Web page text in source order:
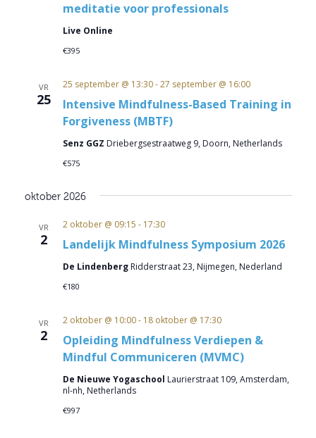
meditatie voor professionals
Live Online
€395
VR
25
Intensive Mindfulness-Based Training in
Forgiveness (MBTF)
25 september @ 13:30-27 september @ 16:00
Senz GGZ Driebergsestraatweg 9, Doorn, Netherlands
€575
oktober 2026
VR
2 Landelijk Mindfulness Symposium 2026
2 oktober @ 09:15 - 17:30
De Lindenberg Ridderstraat 23, Nijmegen, Nederland
€180
VR
2
Opleiding Mindfulness Verdiepen &
Mindful Communiceren (MVMC)
2 oktober @ 10:00- 18 oktober @ 17:30
De Nieuwe Yogaschool Laurierstraat 109, Amsterdam,
nl-nh, Netherlands
€997